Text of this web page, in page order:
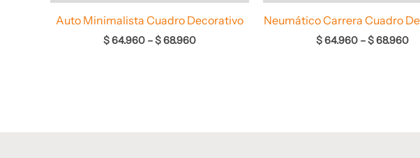
Auto Minimalista Cuadro Decorativo
$64.960 –$68.960
Neumático Carrera Cuadro
$64.960 –$68.960